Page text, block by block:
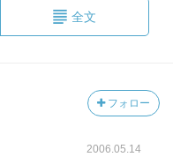
全文
フォロー
2006.05.14